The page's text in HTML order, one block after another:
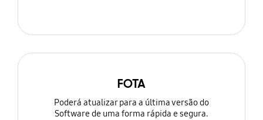
FOTA
Poderá atualizar para a última versão do
Software de uma forma rápida e segura.